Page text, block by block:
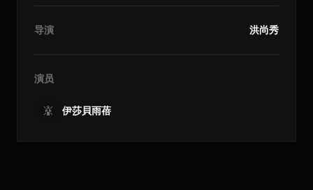
导演 洪尚秀
演员
伊莎貝雨蓓